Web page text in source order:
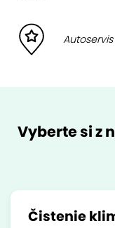
Vyberte si z
Čistenie